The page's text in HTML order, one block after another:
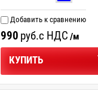
Добавить к сравнению
990 руб.с НДС /м
КУПИТЬ